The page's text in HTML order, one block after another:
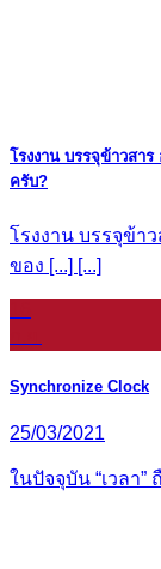
โรงงาน บรรจุข้าวสา
ครับ?
โรงงาน บรรจุข้า
ของ [...] [...]
Synchronize Clock
25/03/2021
ในปัจจุบัน “เวลา”